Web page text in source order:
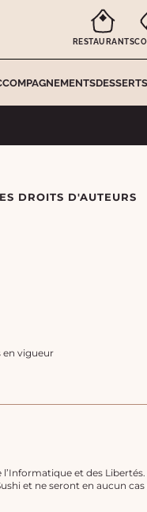
RESTAURANTS
DESSERTS
DROITS D'AUTEURS
en vigueur
et des Libertés.
et ne seront en aucun cas